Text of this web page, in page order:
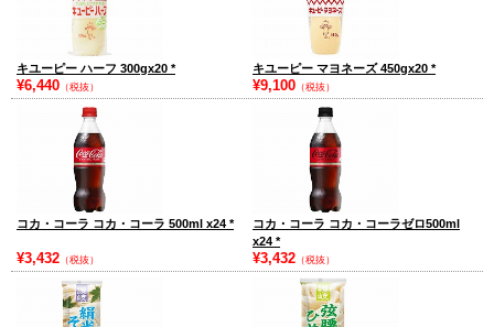
キユーピー ハーフ 300gx20 *
¥6,440 （税抜）
キユーピー マヨネーズ 450gx20 *
¥9,100 （税抜）
コカ・コーラ コカ・コーラ 500ml x24 *
¥3,432 （税抜）
コカ・コーラ コカ・コーラゼロ500ml
x24 *
¥3,432 （税抜）